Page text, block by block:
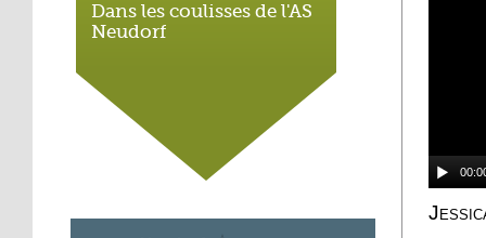
Dans les coulisses de l'AS
Neudorf
15 octobre 2013
Place du marché : les
vieux vélos roulent